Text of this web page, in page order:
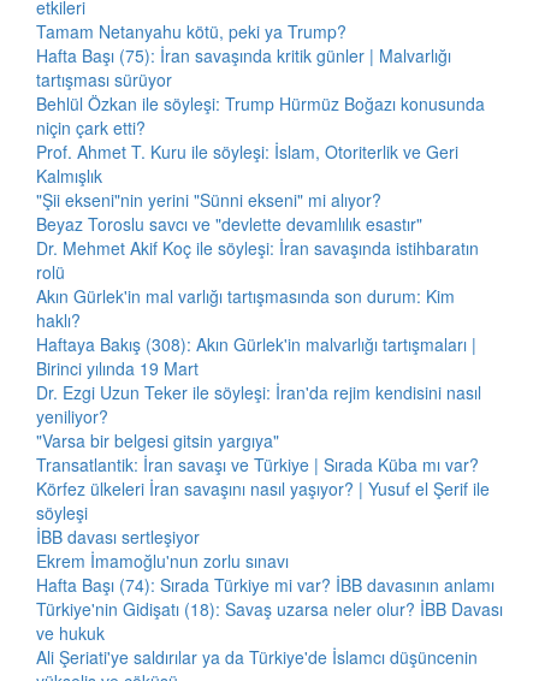
etkileri
Tamam Netanyahu kötü, peki ya Trump?
Hafta Başı (75): İran savaşında kritik günler | Malvarlığı
tartışması sürüyor
Behlül Özkan ile söyleşi: Trump Hürmüz Boğazı konusunda
niçin çark etti?
Prof. Ahmet T. Kuru ile söyleşi: İslam, Otoriterlik ve Geri
Kalmışlık
"Şii ekseni"nin yerini "Sünni ekseni" mi alıyor?
Beyaz Toroslu savcı ve "devlette devamlılık esastır"
Dr. Mehmet Akif Koç ile söyleşi: İran savaşında istihbaratın
rolü
Akın Gürlek'in mal varlığı tartışmasında son durum: Kim
haklı?
Haftaya Bakış (308): Akın Gürlek'in malvarlığı tartışmaları |
Birinci yılında 19 Mart
Dr. Ezgi Uzun Teker ile söyleşi: İran'da rejim kendisini nasıl
yeniliyor?
"Varsa bir belgesi gitsin yargıya"
Transatlantik: İran savaşı ve Türkiye | Sırada Küba mı var?
Körfez ülkeleri İran savaşını nasıl yaşıyor? | Yusuf el Şerif ile
söyleşi
İBB davası sertleşiyor
Ekrem İmamoğlu'nun zorlu sınavı
Hafta Başı (74): Sırada Türkiye mi var? İBB davasının anlamı
Türkiye'nin Gidişatı (18): Savaş uzarsa neler olur? İBB Davası
ve hukuk
Ali Şeriati'ye saldırılar ya da Türkiye'de İslamcı düşüncenin